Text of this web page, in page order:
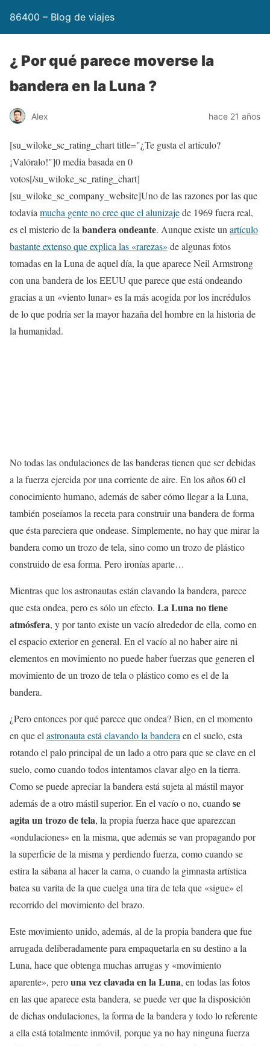
86400 – Blog de viajes
¿ Por qué parece moverse la
bandera en la Luna ?
Alex hace 21 años
[su_wiloke_sc_rating_chart title="¿Te gusta el artículo?
¡Valóralo!"]0media basada en 0
votos[/su_wiloke_sc_rating_chart]
[su_wiloke_sc_company_website]Uno de las razones por las que
todavía mucha gente no cree que el alunizajede 1969 fuera real,
es el misterio de la bandera ondeante. Aunque existe un artículo
bastante extenso que explica las «rarezas» de algunas fotos
tomadas en la Luna de aquel día, la que aparece Neil Armstrong
con una bandera de los EEUU que parece que está ondeando
gracias a un «viento lunar» es la más acogida por los incrédulos
de lo que podría ser la mayor hazaña del hombre en la historia de
la humanidad.
No todas las ondulaciones de las banderas tienen que ser debidas
a la fuerza ejercida por una corriente de aire. En los años 60 el
conocimiento humano, además de saber cómo llegar a la Luna,
también poseíamos la receta para construir una bandera de forma
que ésta pareciera que ondease. Simplemente, no hay que mirar la
bandera como un trozo de tela, sino como un trozo de plástico
construido de esa forma. Pero ironías aparte…
Mientras que los astronautas están clavando la bandera, parece
que esta ondea, pero es sólo un efecto. La Luna no tiene
atmósfera, y por tanto existe un vacío alrededor de ella, como en
el espacio exterior en general. En el vacío al no haber aire ni
elementos en movimiento no puede haber fuerzas que generen el
movimiento de un trozo de tela o plástico como es el de la
bandera.
¿Pero entonces por qué parece que ondea? Bien, en el momento
en que elastronauta está clavando la banderaen el suelo, esta
rotando el palo principal de un lado a otro para que se clave en el
suelo, como cuando todos intentamos clavar algo en la tierra.
Como se puede apreciar la bandera está sujeta al mástil mayor
además de a otro mástil superior. En el vacío o no, cuandose
agita un trozo de tela, la propia fuerza hace que aparezcan
«ondulaciones» en la misma, que además se van propagando por
la superficie de la misma y perdiendo fuerza, como cuando se
estira la sábana al hacer la cama, o cuando la gimnasta artística
batea su varita de la que cuelga una tira de tela que «sigue» el
recorrido del movimiento del brazo.
Este movimiento unido, además, al de la propia bandera que fue
arrugada deliberadamente para empaquetarla en su destino a la
Luna, hace que obtenga muchas arrugas y «movimiento
aparente», perouna vez clavada en la Luna, en todas las fotos
en las que aparece esta bandera, se puede ver que la disposición
de dichas ondulaciones, la forma de la bandera y todo lo referente
a ella está totalmente inmóvil, porque ya no hay ninguna fuerza